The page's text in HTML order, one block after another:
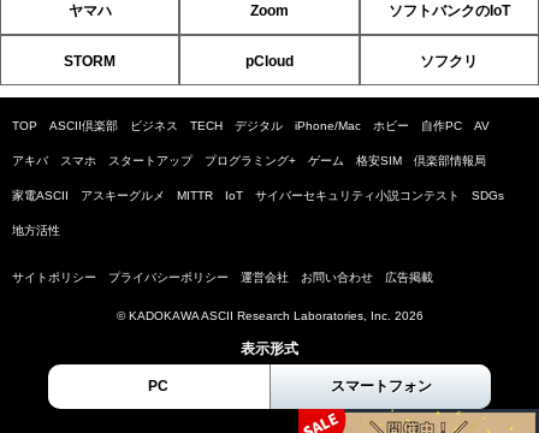
ヤマハ Zoom ソフトバンクのIoT
STORM pCloud ソフクリ
TOP ASCII倶楽部 ビジネス TECH デジタル iPhone/Mac ホビー 自作PC AV
アキバ スマホ スタートアップ プログラミング+ ゲーム 格安SIM 倶楽部情報局
家電ASCII アスキーグルメ MITTR IoT サイバーセキュリティ小説コンテスト SDGs
地方活性
サイトポリシー プライバシーポリシー 運営会社 お問い合わせ 広告掲載
© KADOKAWA ASCII Research Laboratories, Inc. 2026
表示形式
PC スマートフォン